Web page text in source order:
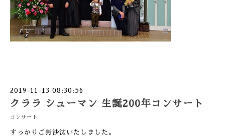
2019-11-13 08:30:56
クララ シューマン 生誕200年コンサート
コンサート
すっかりご無沙汰いたしました。